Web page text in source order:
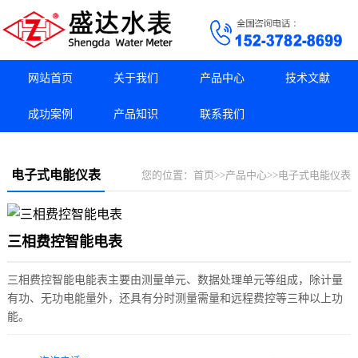
网站首页 关于我们 产品中心 技术文献
成功案例 产品知识 联系我们
您的位置：首页>>产品中心>>电子式电能仪表
电子式电能仪表
三相费控智能电表
三相费控智能电能表主要由测量单元、数据处理单元等组成，除计量
有功、无功电能量外，还具有分时测量需量和远程费控等三种以上功
能。